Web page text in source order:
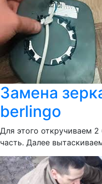
Замена
berlingo
Для этого откручиваем
часть. Далее